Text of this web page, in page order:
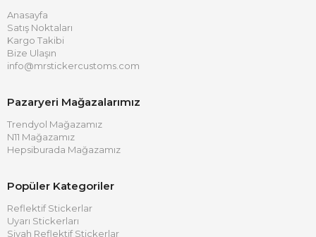
Anasayfa
Satış Noktaları
Kargo Takibi
Bize Ulaşın
info@mrstickercustoms.com
Pazaryeri Mağazalarımız
Trendyol Mağazamız
N11 Mağazamız
Hepsiburada Mağazamız
Popüler Kategoriler
Reflektif Stickerlar
Uyarı Stickerları
Siyah Reflektif Stickerlar